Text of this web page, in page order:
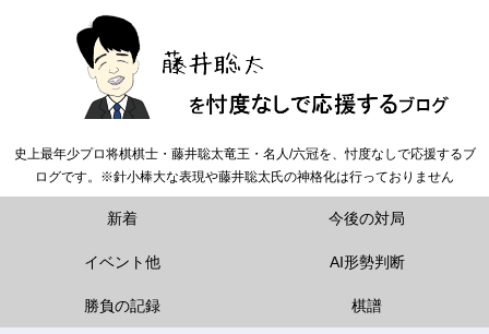
史上最年少プロ将棋棋士・藤井聡太竜王・名人/六冠を、忖度なしで応援するブ
ログです。※針小棒大な表現や藤井聡太氏の神格化は行っておりません
新着 今後の対局
イベント他 AI形勢判断
勝負の記録 棋譜